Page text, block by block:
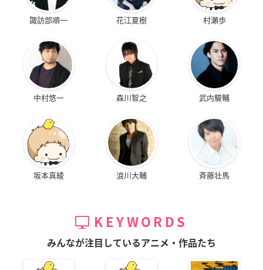
諏訪部順一 花江夏樹 村瀬歩
中村悠一 森川智之 武内駿輔
坂本真綾 浪川大輔 斉藤壮馬
KEYWORDS
みんなが注目しているアニメ・作品たち